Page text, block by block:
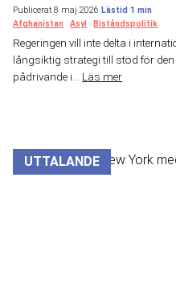
Publicerat 8 maj 2026
Afghanistan
Asyl Biståndspolitik
Regeringen vill inte delta i
långsiktig strategi till stöd för
pådrivande i... Läs mer
UTTALANDE